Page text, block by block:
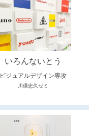
いろんないとう
ビジュアルデザイン専攻
川俣忠久ゼミ